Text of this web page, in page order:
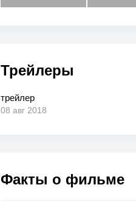
Трейлеры
трейлер
08 авг 2018
Факты о фильме